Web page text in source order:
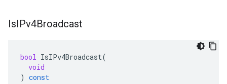
IsIPv4Broadcast
bool IsIPv4Broadcast(
void
) const